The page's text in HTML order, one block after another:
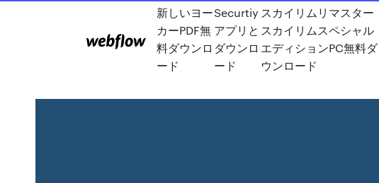
新しいヨー
カーPDF無
料ダウンロ
ード
Securtiy
アプリと
ダウンロ
ード
スカイリムリマスター
スカイリムスペシャル
エディションPC無料ダ
ウンロード